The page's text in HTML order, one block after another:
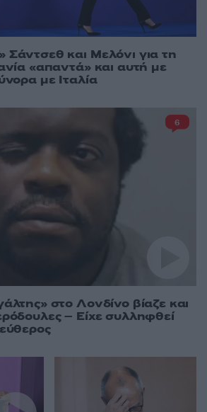
και Μελόνι για τη
«απαντά» και αυτή με
με Ιταλία
στο Λονδίνο βίαζε και
– Είχε συλληφθεί
6